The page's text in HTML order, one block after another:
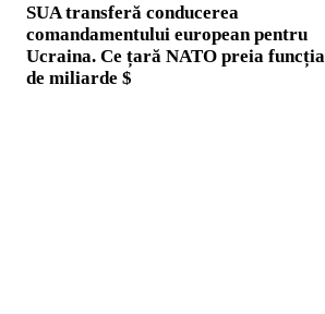
SUA transferă conducerea
comandamentului european pentru
Ucraina. Ce țară NATO preia funcția
de miliarde $